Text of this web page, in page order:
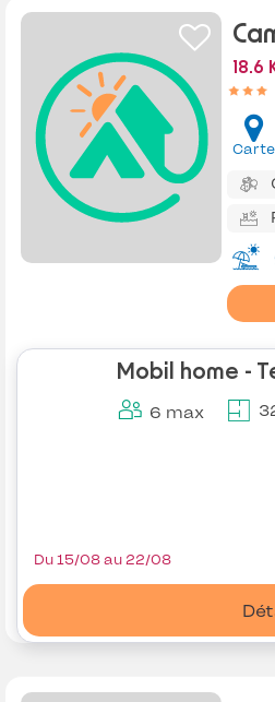
18.6
Carte
Mobil home -
6 max
Du 15/08 au 22/08